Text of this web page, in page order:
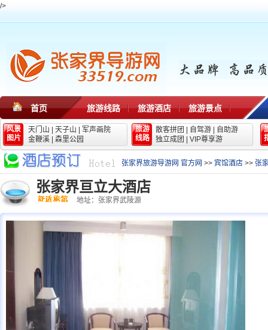
/>
首页 旅游线路 旅游酒店 旅游景点
风景
图片
天门山 天子山
军声画院
金鞭溪
森里公园
旅游
线路
散客拼团 自驾游
自助游
独立成团
VIP尊享游
张家界旅游导游网 官方网 >> 宾馆酒店 >> 张
张家界亘立大酒店
地址：张家界武陵源